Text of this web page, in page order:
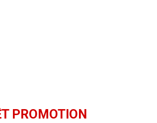
PROMOTION